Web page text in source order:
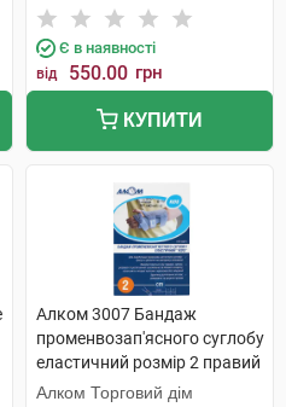
Є в наявності
від 550.00 грн
КУПИТИ
Алком 3007 Бандаж
променвозап'ясного суглобу
еластичний розмір 2 правий
1 шт
Алком Торговий дім